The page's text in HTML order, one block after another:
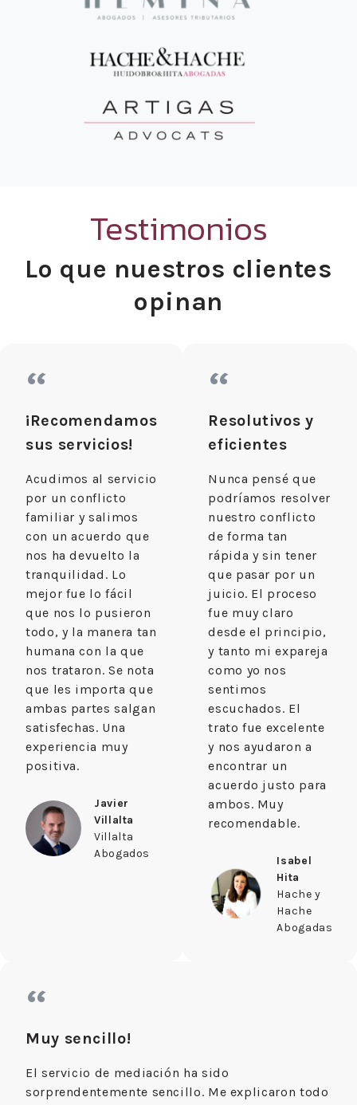
Testimonios
Lo que nuestros clientes
opinan
“
¡Recomendamos
sus servicios!
Acudimos al servicio
por un conflicto
familiar y salimos
con un acuerdo que
nos ha devuelto la
tranquilidad. Lo
mejor fue lo fácil
que nos lo pusieron
todo, y la manera tan
humana con la que
nos trataron. Se nota
que les importa que
ambas partes salgan
satisfechas. Una
experiencia muy
positiva.
Javier
Villalta
Villalta
Abogados
“
Resolutivos y
eficientes
Nunca pensé que
podríamos resolver
nuestro conflicto
de forma tan
rápida y sin tener
que pasar por un
juicio. El proceso
fue muy claro
desde el principio,
y tanto mi expareja
como yo nos
sentimos
escuchados. El
trato fue excelente
y nos ayudaron a
encontrar un
acuerdo justo para
ambos. Muy
recomendable.
Isabel
Hita
Hache y
Hache
Abogadas
“
Muy sencillo!
El servicio de mediación ha sido
sorprendentemente sencillo. Me explicaron todo